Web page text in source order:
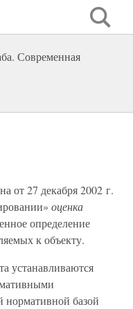
Современная
от 27 декабря 2002 г.
оценка
определение
к объекту.
устанавливаются
нормативной базой